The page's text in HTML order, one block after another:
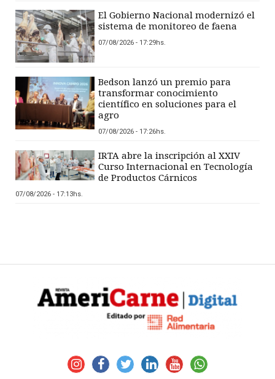
El Gobierno Nacional modernizó el
sistema de monitoreo de faena
07/08/2026 - 17:29hs.
Bedson lanzó un premio para
transformar conocimiento
científico en soluciones para el
agro
07/08/2026 - 17:26hs.
IRTA abre la inscripción al XXIV
Curso Internacional en Tecnología
de Productos Cárnicos
07/08/2026 - 17:13hs.